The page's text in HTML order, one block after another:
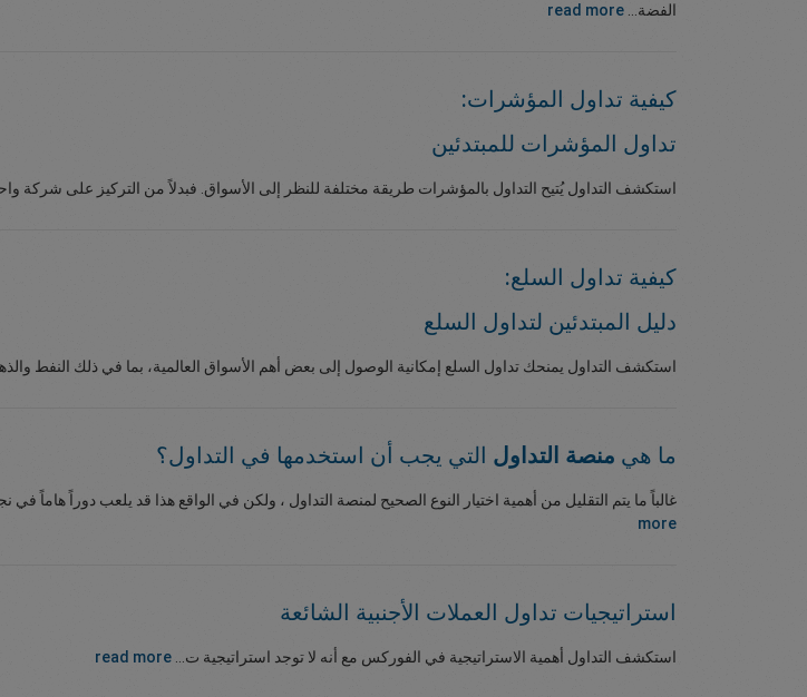
الفضة... read more
كيفية تداول المؤشرات:
تداول المؤشرات للمبتدئين
استكشف التداول يُتيح التداول بالمؤشرات طريقة مختلفة للنظر إلى الأسواق. فبدلاً من التركيز على شركة
كيفية تداول السلع:
دليل المبتدئين لتداول السلع
استكشف التداول يمنحك تداول السلع إمكانية الوصول إلى بعض أهم الأسواق العالمية، بما في ذلك النفط
ما هي منصة التداول التي يجب أن استخدمها في التداول؟
غالباً ما يتم التقليل من أهمية اختيار النوع الصحيح لمنصة التداول ، ولكن في الواقع هذا قد يلعب دوراً هاماً
more
استراتيجيات تداول العملات الأجنبية الشائعة
استكشف التداول أهمية الاستراتيجية في الفوركس مع أنه لا توجد استراتيجية ت... read more